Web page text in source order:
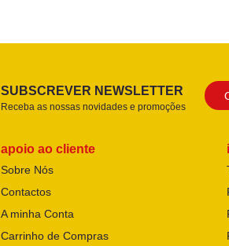
SUBSCREVER NEWSLETTER
Receba as nossas novidades e promoções
apoio ao cliente
Sobre Nós
Contactos
A minha Conta
Carrinho de Compras